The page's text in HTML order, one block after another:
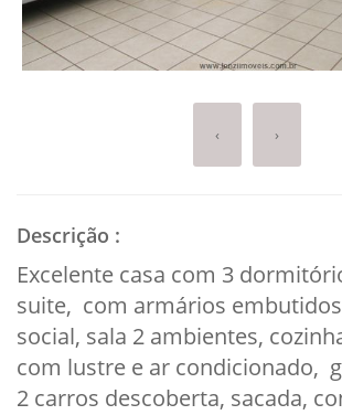
‹ ›
Descrição :
Excelente casa com 3
suite, com armários
social, sala 2 ambientes,
com lustre e ar condicionado,
2 carros descoberta, sacada,